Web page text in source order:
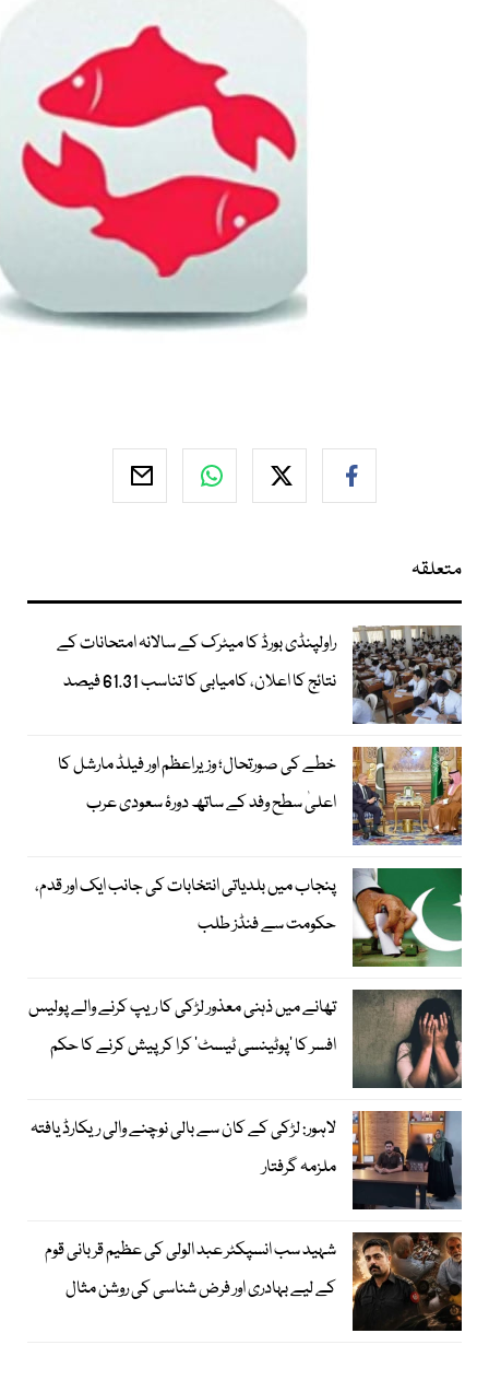
متعلقہ
راولپنڈی بورڈ کا میٹرک کے سالانہ امتحانات کے
نتائج کا اعلان، کامیابی کا تناسب 61.31 فیصد
خطے کی صورتحال؛ وزیراعظم اور فیلڈ مارشل کا
اعلیٰ سطح وفد کے ساتھ دورۂ سعودی عرب
پنجاب میں بلدیاتی انتخابات کی جانب ایک اور قدم،
حکومت سے فنڈز طلب
تھانے میں ذہنی معذور لڑکی کا ریپ کرنے والے پولیس
افسر کا ’پوٹینسی ٹیسٹ‘ کرا کر پیش کرنے کا حکم
لاہور: لڑکی کے کان سے بالی نوچنے والی ریکارڈ یافتہ
ملزمہ گرفتار
شہید سب انسپکٹر عبد الولی کی عظیم قربانی قوم
کے لیے بہادری اور فرض شناسی کی روشن مثال